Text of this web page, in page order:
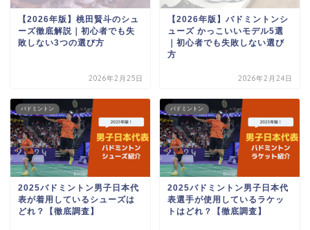
【2026年版】桃田賢斗のシュ
ーズ徹底解説｜初心者でも失
敗しない3つの選び方
2026年2月25日
【2026年版】バドミントンシ
ューズ かっこいいモデル5選
｜初心者でも失敗しない選び
方
2026年2月24日
バドミントン
2025バドミントン男子日本代
表が着用しているシューズは
どれ？【徹底調査】
バドミントン
2025バドミントン男子日本代
表選手が使用しているラケッ
トはどれ？【徹底調査】